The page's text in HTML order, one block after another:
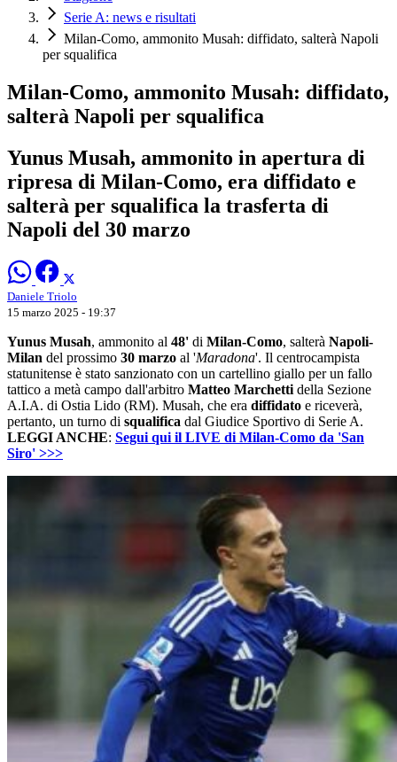
Serie A: news e risultati
Milan-Como, ammonito Musah: diffidato, salterà Napoli
per squalifica
Milan-Como, ammonito Musah: diffidato,
salterà Napoli per squalifica
Yunus Musah, ammonito in apertura di
ripresa di Milan-Como, era diffidato e
salterà per squalifica la trasferta di
Napoli del 30 marzo
Daniele Triolo
15 marzo 2025 - 19:37
Yunus Musah, ammonito al 48' di Milan-Como, salterà Napoli-
Milan del prossimo 30 marzo al 'Maradona'. Il centrocampista
statunitense è stato sanzionato con un cartellino giallo per un fallo
tattico a metà campo dall'arbitro Matteo Marchetti della Sezione
A.I.A. di Ostia Lido (RM). Musah, che era diffidato e riceverà,
pertanto, un turno di squalifica dal Giudice Sportivo di Serie A.
LEGGI ANCHE: Segui qui il LIVE di Milan-Como da 'San
Siro' >>>